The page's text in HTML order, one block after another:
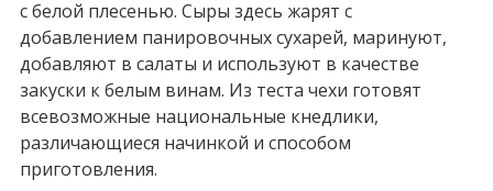
с белой плесенью. Сыры здесь жарят с
добавлением панировочных сухарей, маринуют,
добавляют в салаты и используют в качестве
закуски к белым винам. Из теста чехи готовят
всевозможные национальные кнедлики,
различающиеся начинкой и способом
приготовления.